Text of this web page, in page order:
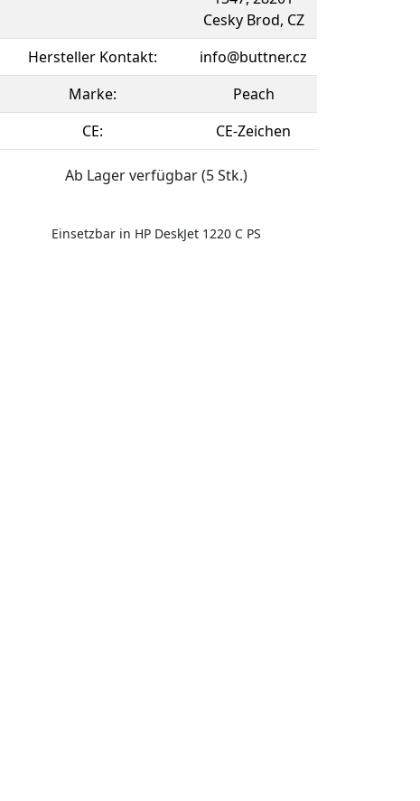
Cesky Brod, CZ
Hersteller Kontakt:
info@buttner.cz
Marke:
Peach
CE:
CE-Zeichen
Ab Lager verfügbar (5 Stk.)
Einsetzbar in HP DeskJet 1220 C PS